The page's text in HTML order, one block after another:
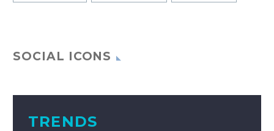
SOCIAL ICONS
TRENDS